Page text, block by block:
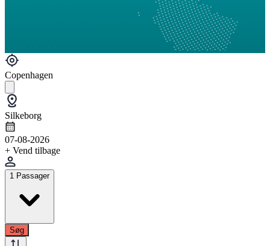
Copenhagen
Silkeborg
07-08-2026
+ Vend tilbage
1 Passager
Søg